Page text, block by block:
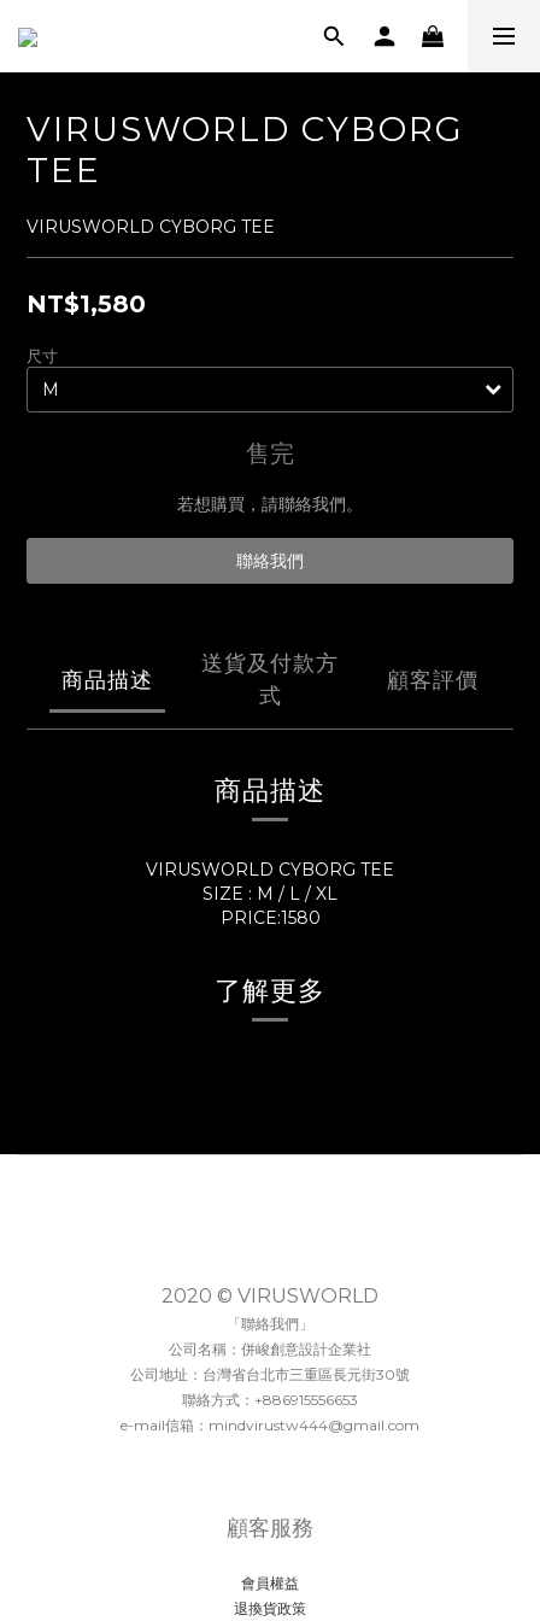
VIRUSWORLD CYBORG
TEE
VIRUSWORLD CYBORG TEE
NT$1,580
尺寸
售完
若想購買，請聯絡我們。
聯絡我們
商品描述
送貨及付款方
式
顧客評價
商品描述
VIRUSWORLD CYBORG TEE
SIZE : M / L / XL
PRICE:1580
了解更多
2020 © VIRUSWORLD
「聯絡我們」
公司名稱：併峻創意設計企業社
公司地址：台灣省台北市三重區長元街30號
聯絡方式：+886915556653
e-mail信箱：mindvirustw444@gmail.com
顧客服務
會員權益
退換貨政策